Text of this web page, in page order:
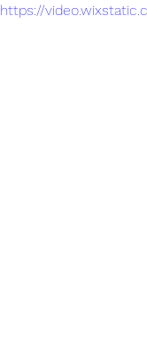
https://